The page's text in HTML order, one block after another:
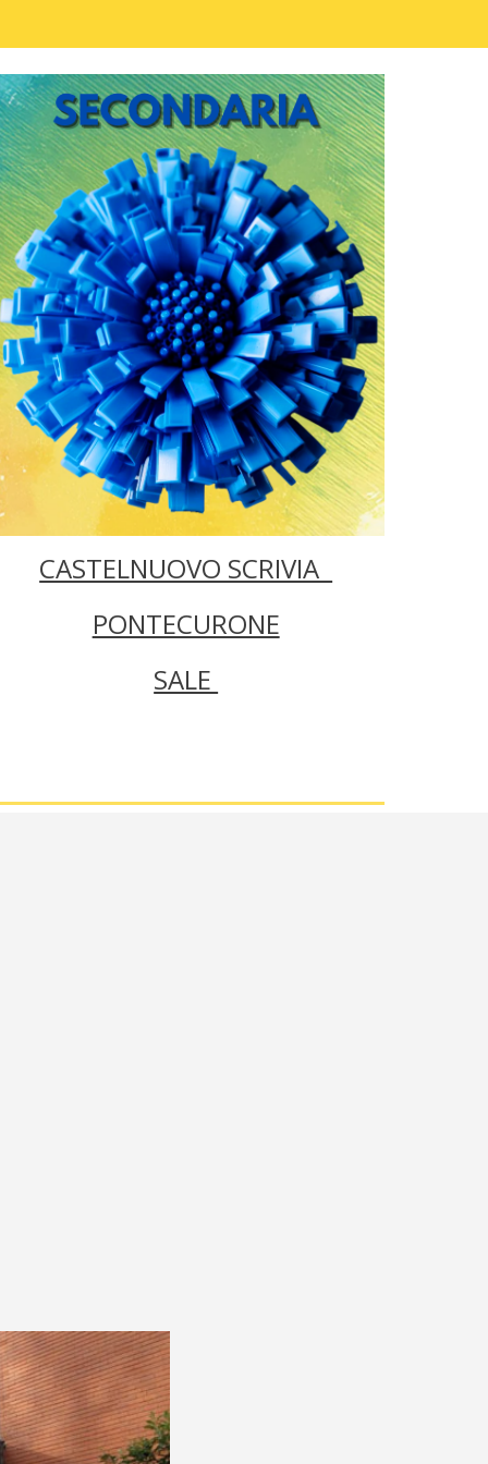
CASTELNUOVO SCRIVIA
PONTECURONE
SALE